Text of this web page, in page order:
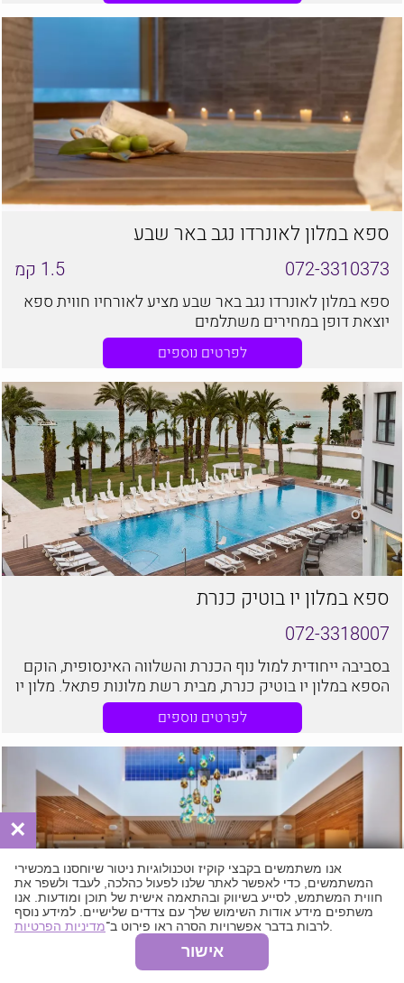
ספא במלון לאונרדו נגב באר שבע
072-3310373
1.5 קמ
ספא במלון לאונרדו נגב באר שבע מציע לאורחיו חווית ספא
יוצאת דופן במחירים משתלמים
לפרטים נוספים
ספא במלון יו בוטיק כנרת
072-3318007
בסביבה ייחודית למול נוף הכנרת והשלווה האינסופית, הוקם
הספא במלון יו בוטיק כנרת, מבית רשת מלונות פתאל. מלון יו
בוטיק הנו מלון בוטיק יוקרתי ומפנק, הניצב על שפת הכנרת,
ומציע חווית אירוח ברמה הגבוהה ביותר
לפרטים נוספים
ספא מילוס - מלון מילוס ים המלח
×
אנו משתמשים בקבצי קוקיז וטכנולוגיות ניטור שיוחסנו במכשירי
המשתמשים, כדי לאפשר לאתר שלנו לפעול כהלכה, לעבד ולשפר את
חווית המשתמש, לסייע בשיווק ובהתאמה אישית של תוכן ומודעות. אנו
משתפים מידע אודות השימוש שלך עם צדדים שלישיים. למידע נוסף
לרבות בדבר אפשרויות הסרה ראו פירוט ב־מדיניות הפרטיות
אישור